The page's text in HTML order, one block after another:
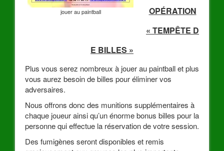
jouer au paintball
OPÉRATION
« TEMPÊTE D
E BILLES »
Plus vous serez nombreux à jouer au paintball et plus
vous aurez besoin de billes pour éliminer vos
adversaires.
Nous offrons donc des munitions supplémentaires à
chaque joueur ainsi qu’un énorme bonus billes pour la
personne qui effectue la réservation de votre session.
Des fumigènes seront disponibles et remis